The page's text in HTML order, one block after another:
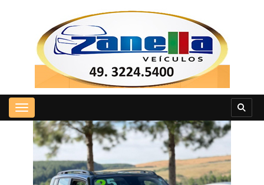
Toggle navigation